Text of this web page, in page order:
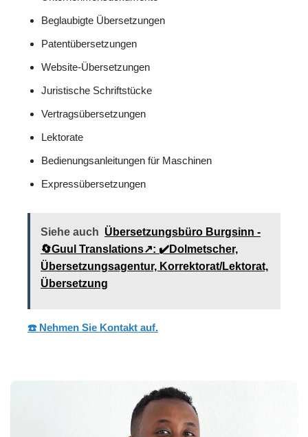
Beglaubigte Übersetzungen
Patentübersetzungen
Website-Übersetzungen
Juristische Schriftstücke
Vertragsübersetzungen
Lektorate
Bedienungsanleitungen für Maschinen
Expressübersetzungen
Siehe auch Übersetzungsbüro Burgsinn -
🔄Guul Translations↗️: ✔️Dolmetscher,
Übersetzungsagentur, Korrektorat/Lektorat,
Übersetzung
☎️ Nehmen Sie Kontakt auf.